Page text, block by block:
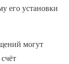
его установки
могут